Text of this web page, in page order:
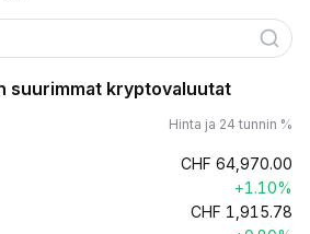
suurimmat kryptovaluutat
Hinta ja 24 tunnin %
CHF 64,970.00
+1.10%
CHF 1,915.78